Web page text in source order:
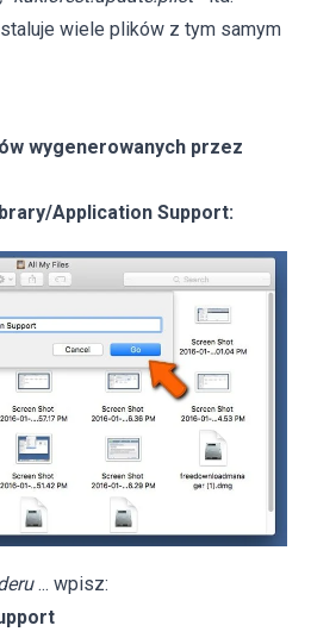
wiele plików z tym samym
wygenerowanych przez
Application Support:
... wpisz: